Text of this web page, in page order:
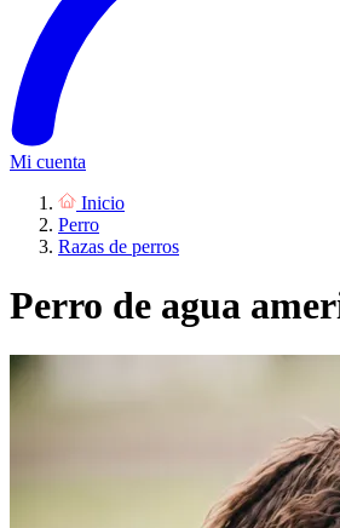
Mi cuenta
Inicio
Perro
Razas de perros
Perro de agua